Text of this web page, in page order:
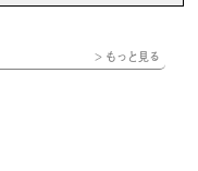
> もっと見る